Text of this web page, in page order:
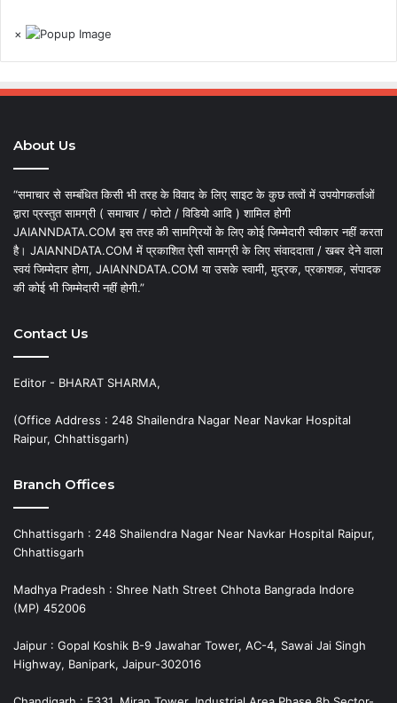
×
About Us
“समाचार से सम्बंधित किसी भी तरह के विवाद के लिए साइट के कुछ तत्वों में उपयोगकर्ताओं
द्वारा प्रस्तुत सामग्री ( समाचार / फोटो / विडियो आदि ) शामिल होगी
JAIANNDATA.COM इस तरह की सामग्रियों के लिए कोई जिम्मेदारी स्वीकार नहीं करता
है। JAIANNDATA.COM में प्रकाशित ऐसी सामग्री के लिए संवाददाता / खबर देने वाला
स्वयं जिम्मेदार होगा, JAIANNDATA.COM या उसके स्वामी, मुद्रक, प्रकाशक, संपादक
की कोई भी जिम्मेदारी नहीं होगी.”
Contact Us
Editor - BHARAT SHARMA,
(Office Address : 248 Shailendra Nagar Near Navkar Hospital
Raipur, Chhattisgarh)
Branch Offices
Chhattisgarh : 248 Shailendra Nagar Near Navkar Hospital Raipur,
Chhattisgarh
Madhya Pradesh : Shree Nath Street Chhota Bangrada Indore
(MP) 452006
Jaipur : Gopal Koshik B-9 Jawahar Tower, AC-4, Sawai Jai Singh
Highway, Banipark, Jaipur-302016